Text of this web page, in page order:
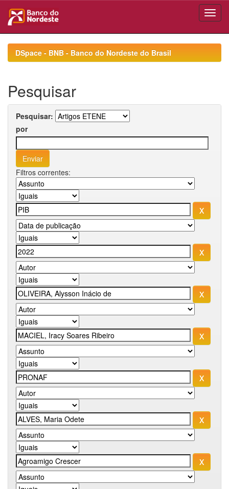
navigationDSpace - BNB - Banco do Nordeste do Brasil
Pesquisar
Pesquisar:
por
Filtros correntes: